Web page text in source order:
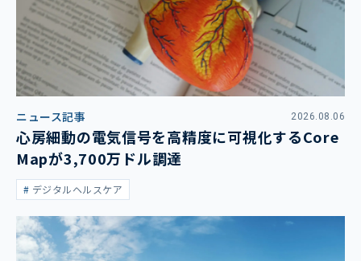
ニュース記事 2026.08.06
心房細動の電気信号を高精度に可視化するCore
Mapが3,700万ドル調達
デジタルヘルスケア